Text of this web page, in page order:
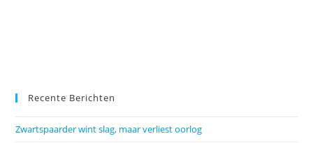
Recente Berichten
Zwartspaarder wint slag, maar verliest oorlog